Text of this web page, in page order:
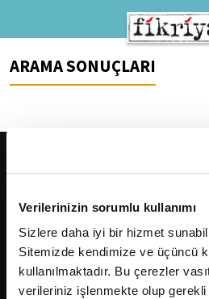
Verilerinizin sorumlu kullanımı
Sizlere daha iyi bir hizmet
Sitemizde kendimize ve üçüncü
kullanılmaktadır. Bu çerezler
verileriniz işlenmekte olup
ARAMA SONUÇLARI
2026Fikriyat. Tüm hakları saklıdır.